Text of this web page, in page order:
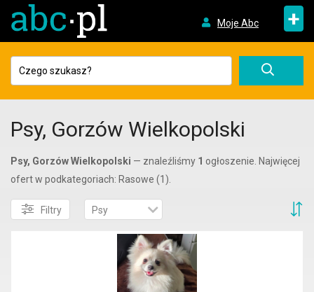
Moje Abc +
Psy, Gorzów Wielkopolski
Psy, Gorzów Wielkopolski — znaleźliśmy 1 ogłoszenie. Najwięcej
ofert w podkategoriach: Rasowe (1).
Filtry Psy